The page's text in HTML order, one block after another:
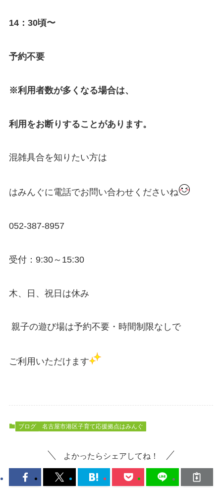
14：30頃〜
予約不要
※利用者数が多くなる場合は、
利用をお断りすることがあります。
混雑具合を知りたい方は
はみんぐに電話でお問い合わせくださいね
052‐387‐8957
受付：9:30～15:30
木、日、祝日は休み
親子の遊び場は予約不要・時間制限なしで
ご利用いただけます
ブログ 名古屋市港区子育て応援拠点はみんぐ
よかったらシェアしてね！